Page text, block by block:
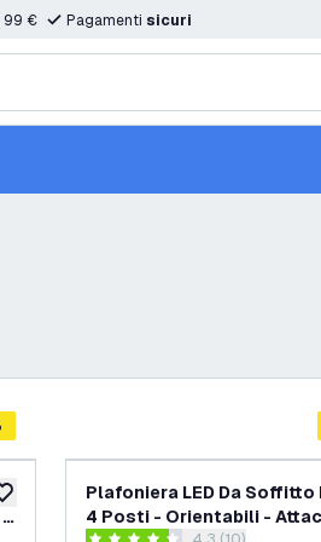
99 € Pagamenti sicuri
alla lista desideri
-
Plafoniera LED Da Soffitto
4 Posti - Orientabili -